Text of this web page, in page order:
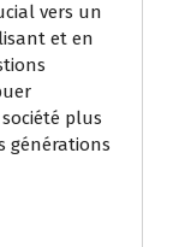
vers un
et en
plus
générations